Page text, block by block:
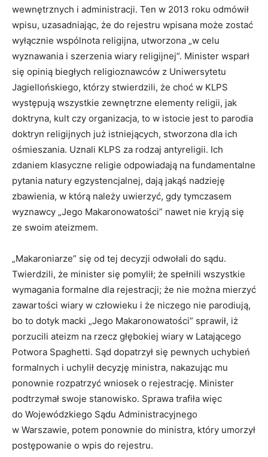
wewnętrznych i administracji. Ten w 2013 roku odmówił
wpisu, uzasadniając, że do rejestru wpisana może zostać
wyłącznie wspólnota religijna, utworzona „w celu
wyznawania i szerzenia wiary religijnej”. Minister wsparł
się opinią biegłych religioznawców z Uniwersytetu
Jagiellońskiego, którzy stwierdzili, że choć w KLPS
występują wszystkie zewnętrzne elementy religii, jak
doktryna, kult czy organizacja, to w istocie jest to parodia
doktryn religijnych już istniejących, stworzona dla ich
ośmieszania. Uznali KLPS za rodzaj antyreligii. Ich
zdaniem klasyczne religie odpowiadają na fundamentalne
pytania natury egzystencjalnej, dają jakąś nadzieję
zbawienia, w którą należy uwierzyć, gdy tymczasem
wyznawcy „Jego Makaronowatości” nawet nie kryją się
ze swoim ateizmem.
„Makaroniarze” się od tej decyzji odwołali do sądu.
Twierdzili, że minister się pomylił; że spełnili wszystkie
wymagania formalne dla rejestracji; że nie można mierzyć
zawartości wiary w człowieku i że niczego nie parodiują,
bo to dotyk macki „Jego Makaronowatości” sprawił, iż
porzucili ateizm na rzecz głębokiej wiary w Latającego
Potwora Spaghetti. Sąd dopatrzył się pewnych uchybień
formalnych i uchylił decyzję ministra, nakazując mu
ponownie rozpatrzyć wniosek o rejestrację. Minister
podtrzymał swoje stanowisko. Sprawa trafiła więc
do Wojewódzkiego Sądu Administracyjnego
w Warszawie, potem ponownie do ministra, który umorzył
postępowanie o wpis do rejestru.